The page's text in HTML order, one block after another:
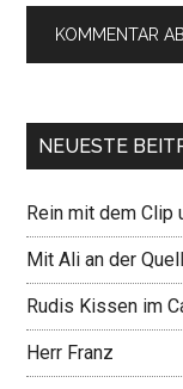
NEUESTE
Rein mit dem Clip
Mit Ali an der
Rudis Kissen im
Herr Franz